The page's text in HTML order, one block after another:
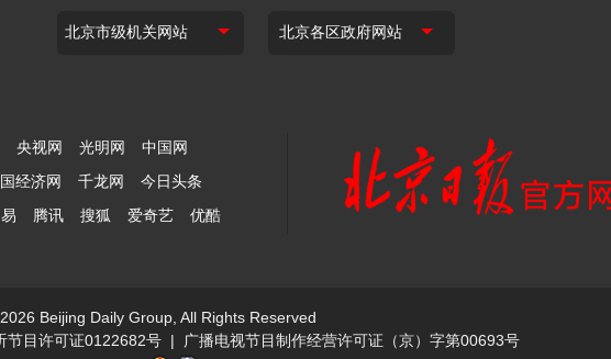
央视网 光明网
中国网
经济网 千龙网
今日头条
腾讯 搜狐 爱奇艺 优酷
Beijing Daily Group, All Rights Reserved
节目许可证0122682号 |
广播电视节目制作经营许可证（京）字第00693号